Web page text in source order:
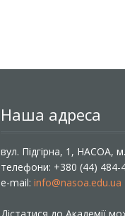
Наша адреса
вул. Підгірна, 1, НАСОА,
телефони: +380 (44) 484-
e-mail: info@nasoa.edu.ua